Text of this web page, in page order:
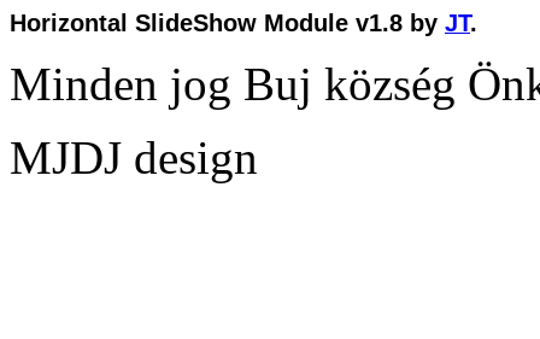
Horizontal SlideShow Module v1.8 by JT.
Minden jog Buj község
MJDJ design